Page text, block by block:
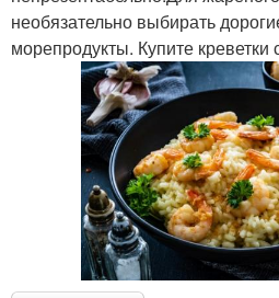
необязательно выбирать
морепродукты. Купите креветки